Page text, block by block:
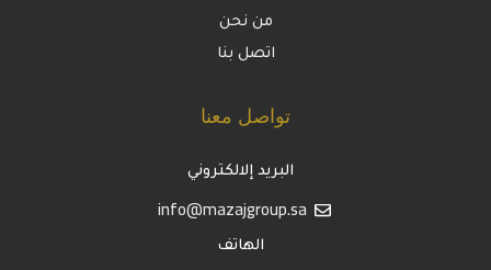
من نحن
اتصل بنا
تواصل معنا
البريد إلالكتروني
info@mazajgroup.sa
الهاتف